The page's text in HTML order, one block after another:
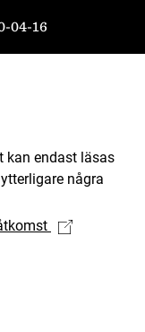
04-16
kan endast läsas
några